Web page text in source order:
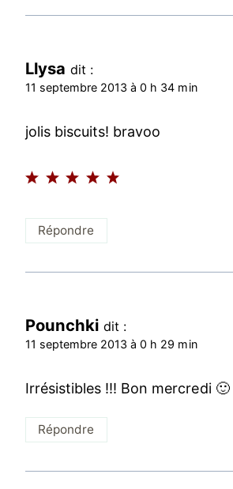
Llysa dit :
11 septembre 2013 à 0 h 34 min
jolis biscuits! bravoo
Répondre
Pounchki dit :
11 septembre 2013 à 0 h 29 min
Irrésistibles !!! Bon mercredi 🙂
Répondre